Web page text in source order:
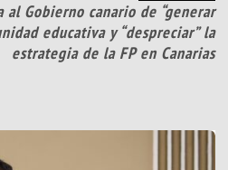
al Gobierno canario de “generar
educativa y “despreciar” la
estrategia de la FP en Canarias